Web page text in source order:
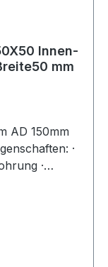
Innen-
mm
AD 150mm
·
·